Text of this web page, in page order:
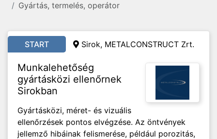
Gyártás, termelés, operátor
START Sirok, METALCONSTRUCT Zrt.
Munkalehetőség
gyártásközi ellenőrnek
Sirokban
Gyártásközi, méret- és vizuális
ellenőrzések pontos elvégzése. Az öntvények
jellemző hibáinak felismerése, például porozitás,